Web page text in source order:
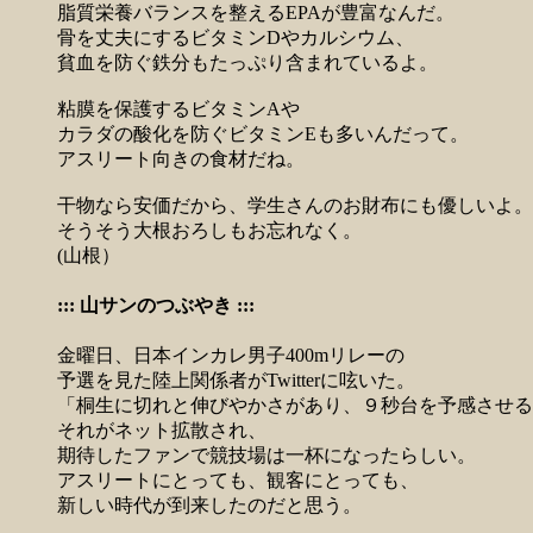
脂質栄養バランスを整えるEPAが豊富なんだ。
骨を丈夫にするビタミンDやカルシウム、
貧血を防ぐ鉄分もたっぷり含まれているよ。
粘膜を保護するビタミンAや
カラダの酸化を防ぐビタミンEも多いんだって。
アスリート向きの食材だね。
干物なら安価だから、学生さんのお財布にも優しいよ。
そうそう大根おろしもお忘れなく。
(山根）
::: 山サンのつぶやき :::
金曜日、日本インカレ男子400mリレーの
予選を見た陸上関係者がTwitterに呟いた。
「桐生に切れと伸びやかさがあり、９秒台を予感させ
それがネット拡散され、
期待したファンで競技場は一杯になったらしい。
アスリートにとっても、観客にとっても、
新しい時代が到来したのだと思う。